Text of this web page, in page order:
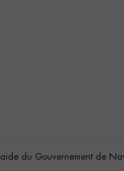
du Gouvernement de